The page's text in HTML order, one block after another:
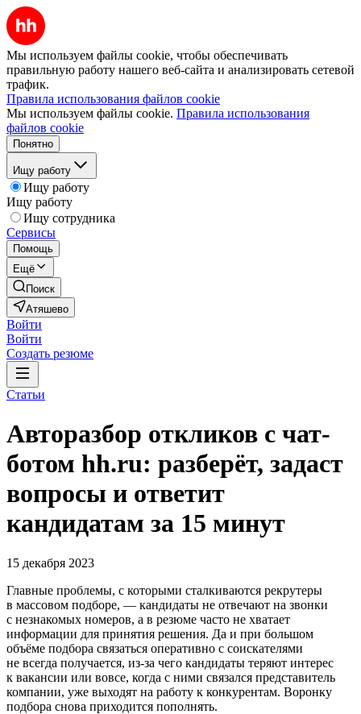
Мы используем файлы cookie, чтобы обеспечивать
правильную работу нашего веб-сайта и анализировать сетевой
трафик.
Правила использования файлов cookie
Мы используем файлы cookie. Правила использования
файлов cookie
Понятно
Ищу работу
Ищу работу
Ищу работу
Ищу сотрудника
Сервисы
Помощь
Ещё
Поиск
Атяшево
Войти
Войти
Создать резюме
Статьи
Авторазбор откликов с чат-
ботом hh.ru: разберёт, задаст
вопросы и ответит
кандидатам за 15 минут
15 декабря 2023
Главные проблемы, с которыми сталкиваются рекрутеры
в массовом подборе, — кандидаты не отвечают на звонки
с незнакомых номеров, а в резюме часто не хватает
информации для принятия решения. Да и при большом
объёме подбора связаться оперативно с соискателями
не всегда получается, из-за чего кандидаты теряют интерес
к вакансии или вовсе, когда с ними связался представитель
компании, уже выходят на работу к конкурентам. Воронку
подбора снова приходится пополнять.